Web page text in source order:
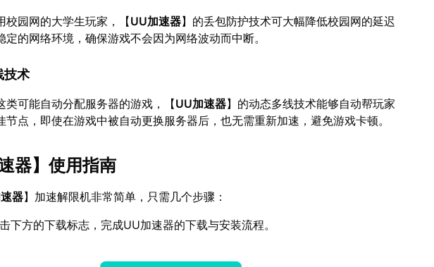
校园网的大学生玩家，【UU加速器】的丢包防护技术可大幅降低校园网的延迟
定的网络环境，确保游戏不会因为网络波动而中断。
技术
类可能自动分配服务器的游戏，【UU加速器】的动态多线技术能够自动帮玩家
节点，即使在游戏中被自动更换服务器后，也无需重新加速，避免游戏卡顿。
器】使用指南
器】加速解限机非常简单，只需几个步骤：
下方的下载标志，完成UU加速器的下载与安装流程。